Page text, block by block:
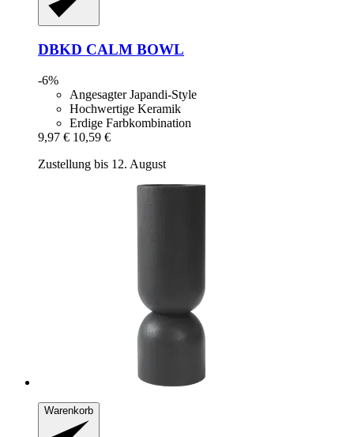
DBKD CALM BOWL
-6%
Angesagter Japandi-Style
Hochwertige Keramik
Erdige Farbkombination
9,97 € 10,59 €
Zustellung bis 12. August
Warenkorb